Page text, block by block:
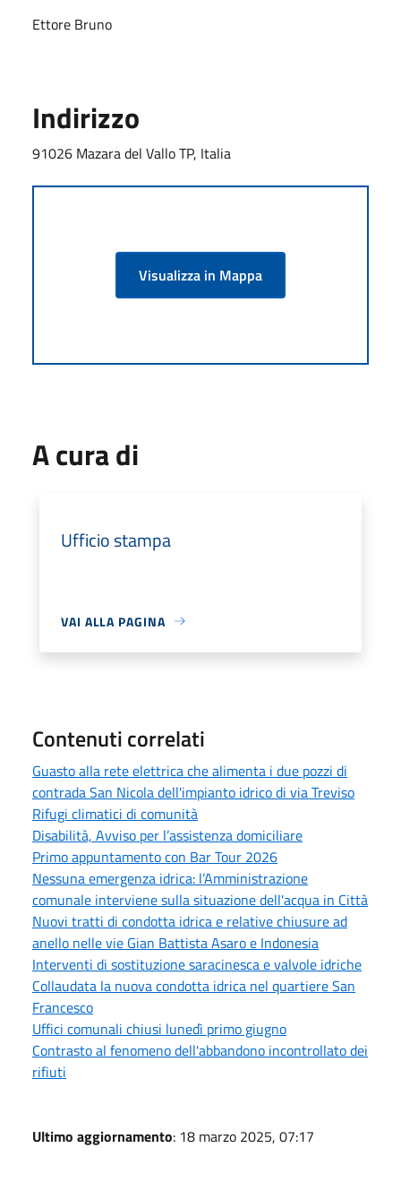
Ettore Bruno
Indirizzo
91026 Mazara del Vallo TP, Italia
Visualizza in Mappa
A cura di
Ufficio stampa
VAI ALLA PAGINA
Contenuti correlati
Guasto alla rete elettrica che alimenta i due pozzi di
contrada San Nicola dell'impianto idrico di via Treviso
Rifugi climatici di comunità
Disabilità, Avviso per l’assistenza domiciliare
Primo appuntamento con Bar Tour 2026
Nessuna emergenza idrica: l’Amministrazione
comunale interviene sulla situazione dell'acqua in Città
Nuovi tratti di condotta idrica e relative chiusure ad
anello nelle vie Gian Battista Asaro e Indonesia
Interventi di sostituzione saracinesca e valvole idriche
Collaudata la nuova condotta idrica nel quartiere San
Francesco
Uffici comunali chiusi lunedì primo giugno
Contrasto al fenomeno dell'abbandono incontrollato dei
rifiuti
Ultimo aggiornamento: 18 marzo 2025, 07:17